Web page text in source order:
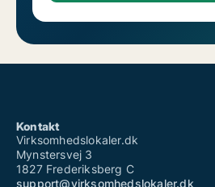
Kontakt
Virksomhedslokaler.dk
Mynstersvej 3
1827 Frederiksberg C
support@virksomhedslokaler.dk